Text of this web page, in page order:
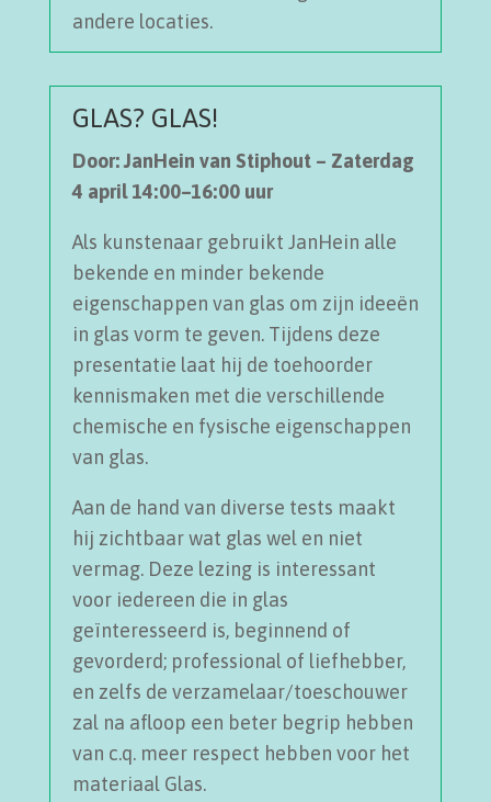
andere locaties.
GLAS? GLAS!
Door: JanHein van Stiphout – Zaterdag
4 april 14:00–16:00 uur
Als kunstenaar gebruikt JanHein alle
bekende en minder bekende
eigenschappen van glas om zijn ideeën
in glas vorm te geven. Tijdens deze
presentatie laat hij de toehoorder
kennismaken met die verschillende
chemische en fysische eigenschappen
van glas.
Aan de hand van diverse tests maakt
hij zichtbaar wat glas wel en niet
vermag. Deze lezing is interessant
voor iedereen die in glas
geïnteresseerd is, beginnend of
gevorderd; professional of liefhebber,
en zelfs de verzamelaar/toeschouwer
zal na afloop een beter begrip hebben
van c.q. meer respect hebben voor het
materiaal Glas.